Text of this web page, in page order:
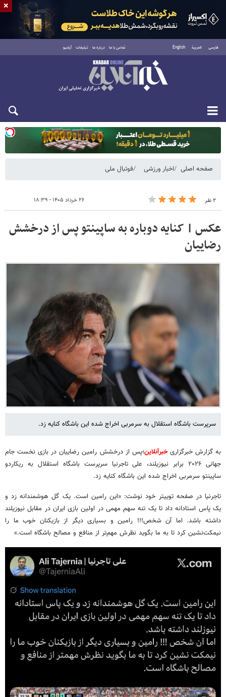
فارسی العربية English تماس با ما درباره ما تبلیغات آرشیو
یکشنبه ۱۸ مرداد ۱۴۰۵
صفحه اصلی اخبار ورزشی فوتبال ملی
۲ نفر ۲۶ خرداد ۱۴۰۵ - ۱۸:۳۹
عکس | کنایه دوباره به ساپینتو پس از درخشش
رضاییان
سرپرست باشگاه استقلال به سرمربی اخراج شده این باشگاه کنایه زد.
به گزارش خبرگزاریخبرآنلاین؛پس از درخشش رامین رضاییان در بازی نخست جام
جهانی ۲۰۲۶ برابر نیوزیلند، علی تاجرنیا سرپرست باشگاه استقلال به ریکاردو
ساپینتو سرمربی اخراج شده این باشگاه کنایه زد.
تاجرنیا در صفحه توییتر خود نوشت: «این رامین است. یک گل هوشمندانه زد و
یک پاس استادانه داد تا یک تنه سهم مهمی در اولین بازی ایران در مقابل نیوزیلند
داشته باشد. اما آن شخص!!! رامین و بسیاری دیگر از بازیکنان خوب ما را
نیمکت‌نشین کرد تا به ما بگوید نظرش مهم‌تر از منافع و مصالح باشگاه است.»
×